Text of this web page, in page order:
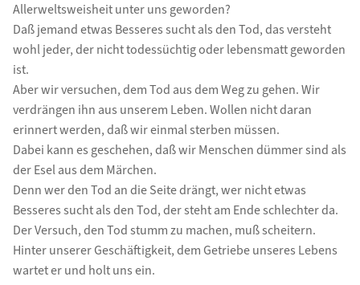
Allerweltsweisheit unter uns geworden?
Daß jemand etwas Besseres sucht als den Tod, das versteht
wohl jeder, der nicht todessüchtig oder lebensmatt geworden
ist.
Aber wir versuchen, dem Tod aus dem Weg zu gehen. Wir
verdrängen ihn aus unserem Leben. Wollen nicht daran
erinnert werden, daß wir einmal sterben müssen.
Dabei kann es geschehen, daß wir Menschen dümmer sind als
der Esel aus dem Märchen.
Denn wer den Tod an die Seite drängt, wer nicht etwas
Besseres sucht als den Tod, der steht am Ende schlechter da.
Der Versuch, den Tod stumm zu machen, muß scheitern.
Hinter unserer Geschäftigkeit, dem Getriebe unseres Lebens
wartet er und holt uns ein.